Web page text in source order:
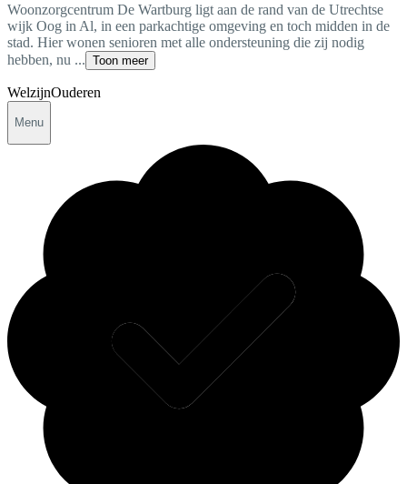
Woonzorgcentrum De Wartburg ligt aan de rand van de Utrechtse
wijk Oog in Al, in een parkachtige omgeving en toch midden in de
stad. Hier wonen senioren met alle ondersteuning die zij nodig
hebben, nu ... Toon meer
WelzijnOuderen
Menu